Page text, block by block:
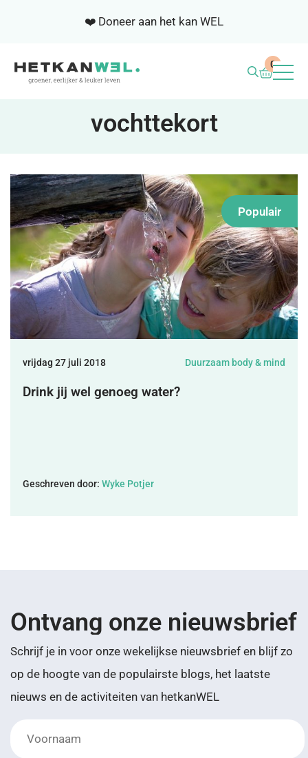
❤️ Doneer aan het kan WEL
SAMENWERKEN
NIEUWSBRIEF
OVER ONS
DONEREN
0
vochttekort
Populair
vrijdag 27 juli 2018 Duurzaam body & mind
Drink jij wel genoeg water?
Geschreven door: Wyke Potjer
Ontvang onze nieuwsbrief
Schrijf je in voor onze wekelijkse nieuwsbrief en blijf zo
op de hoogte van de populairste blogs, het laatste
nieuws en de activiteiten van hetkanWEL